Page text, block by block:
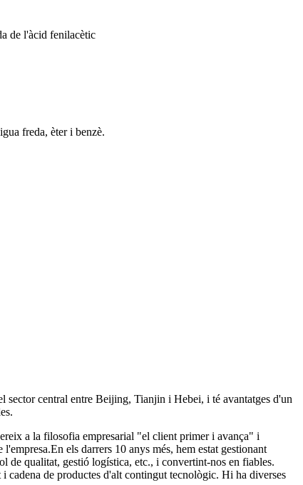
de l'àcid fenilacètic
freda, èter i benzè.
central entre Beijing, Tianjin i Hebei, i té avantatges d'un
a la filosofia empresarial "el client primer i avança" i
els darrers 10 anys més, hem estat gestionant
de qualitat, gestió logística, etc., i convertint-nos en fiables.
cadena de productes d'alt contingut tecnològic. Hi ha diverses